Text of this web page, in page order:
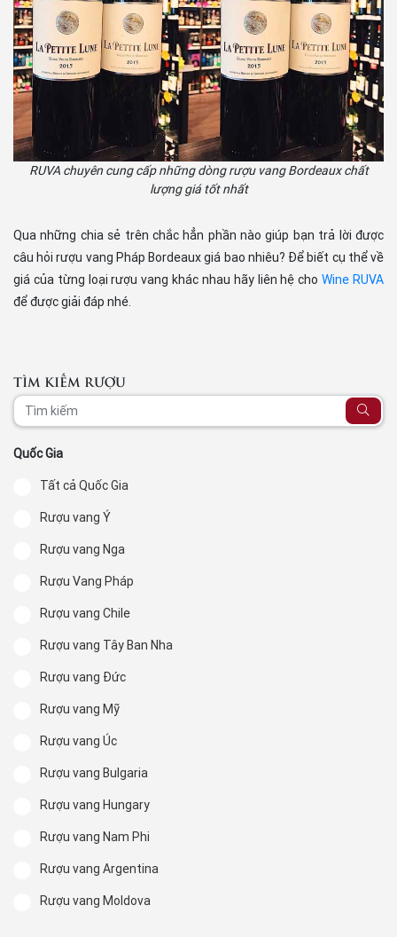
TÌM KIẾM RƯỢU
Quốc Gia
Tất cả Quốc Gia
Rượu vang Ý
Rượu vang Nga
Rượu Vang Pháp
Rượu vang Chile
Rượu vang Tây Ban Nha
Rượu vang Đức
Rượu vang Mỹ
Rượu vang Úc
Rượu vang Bulgaria
Rượu vang Hungary
Rượu vang Nam Phi
Rượu vang Argentina
Rượu vang Moldova
RUVA chuyên cung cấp những dòng rượu vang Bordeaux chất
lượng giá tốt nhất
Qua những chia sẻ trên chắc hẳn phần nào giúp bạn trả lời được
câu hỏi rượu vang Pháp Bordeaux giá bao nhiêu? Để biết cụ thể về
giá của từng loại rượu vang khác nhau hãy liên hệ choWine RUVA
để được giải đáp nhé.